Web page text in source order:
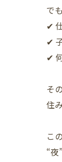
で
✔
✔
✔
そ
住
こ
“夜